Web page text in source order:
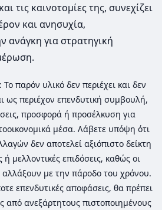
τις καινοτομίες της, συνεχίζει
και ανησυχία,
ανάγκη για στρατηγική
Το παρόν υλικό δεν περιέχει και δεν
ως περιέχον επενδυτική συμβουλή,
προσφορά ή προσέλκυση για
μέσα. Λάβετε υπόψη ότι
δεν αποτελεί αξιόπιστο δείκτη
μελλοντικές επιδόσεις, καθώς οι
αλλάξουν με την πάροδο του χρόνου.
επενδυτικές αποφάσεις, θα πρέπει
από ανεξάρτητους πιστοποιημένους